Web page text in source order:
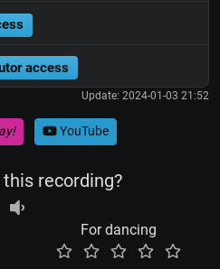
access
Update: 2024-01-03 21:52
YouTube
this recording?
For dancing